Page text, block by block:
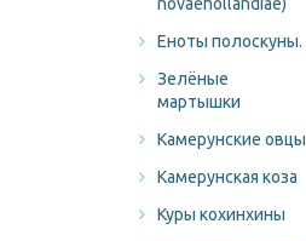
novaehollandiae)
Еноты полоскуны.
Зелёные
мартышки
Камерунские овцы
Камерунская коза
Куры кохинхины